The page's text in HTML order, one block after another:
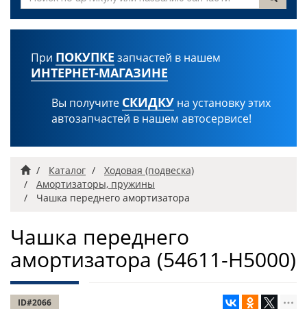
При ПОКУПКЕ запчастей в нашем
ИНТЕРНЕТ-МАГАЗИНЕ
Вы получите СКИДКУ на установку этих
автозапчастей в нашем автосервисе!
ГлавнаяКаталог
Ходовая (подвеска)
Амортизаторы, пружины
Чашка переднего амортизатора
Чашка переднего
амортизатора (54611-H5000)
ID#2066